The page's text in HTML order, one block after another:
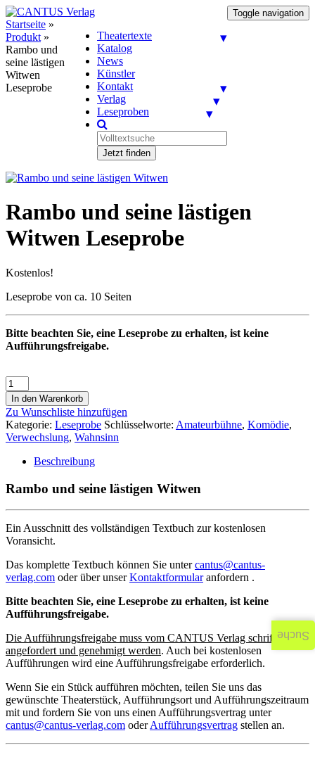
Toggle navigation
Theatertexte
Katalog
News
Künstler
Kontakt
Verlag
Leseproben
Jetzt finden
Startseite »
Produkt »
Rambo und
seine lästigen
Witwen
Leseprobe
Rambo und seine lästigen
Witwen Leseprobe
Kostenlos!
Leseprobe von ca. 10 Seiten
Bitte beachten Sie, eine Leseprobe zu erhalten, ist keine
Aufführungsfreigabe.
In den Warenkorb
Zu Wunschliste hinzufügen
Kategorie: Leseprobe Schlüsselworte: Amateurbühne, Komödie,
Verwechslung, Wahnsinn
Beschreibung
Rambo und seine lästigen Witwen
Ein Ausschnitt des vollständigen Textbuch zur kostenlosen
Voransicht.
Das komplette Textbuch können Sie untercantus@cantus-
verlag.com oder über unserKontaktformularanfordern .
Bitte beachten Sie, eine Leseprobe zu erhalten, ist keine
Aufführungsfreigabe.
Die Aufführungsfreigabe muss vom CANTUS Verlag schriftlich
angefordert und genehmigt werden. Auch bei kostenlosen
Aufführungen wird eine Aufführungsfreigabe erforderlich.
Wenn Sie ein Stück aufführen möchten, teilen Sie uns das
gewünschte Theaterstück, Aufführungsort und Aufführungszeitraum
mit und fordern Sie von uns einen Aufführungsvertrag unter
cantus@cantus-verlag.com oderAufführungsvertrag stellen an.
Suche